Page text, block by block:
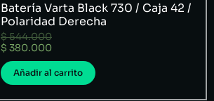
Batería Varta Black 730 / Caja 42 /
Polaridad Derecha
$544.000
$ 380.000
Añadir al carrito